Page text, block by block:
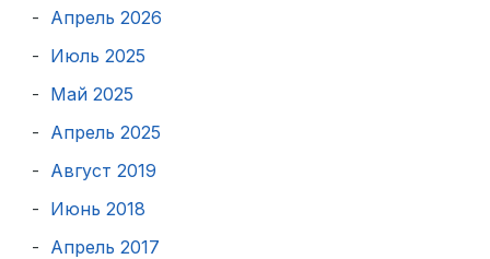
Апрель 2026
Июль 2025
Май 2025
Апрель 2025
Август 2019
Июнь 2018
Апрель 2017